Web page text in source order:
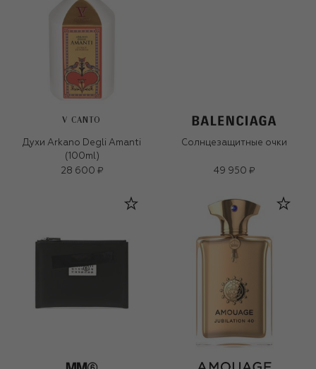
V CANTO
Духи Arkano Degli Amanti
(100ml)
28 600 ₽
Солнцезащитные очки
49 950 ₽